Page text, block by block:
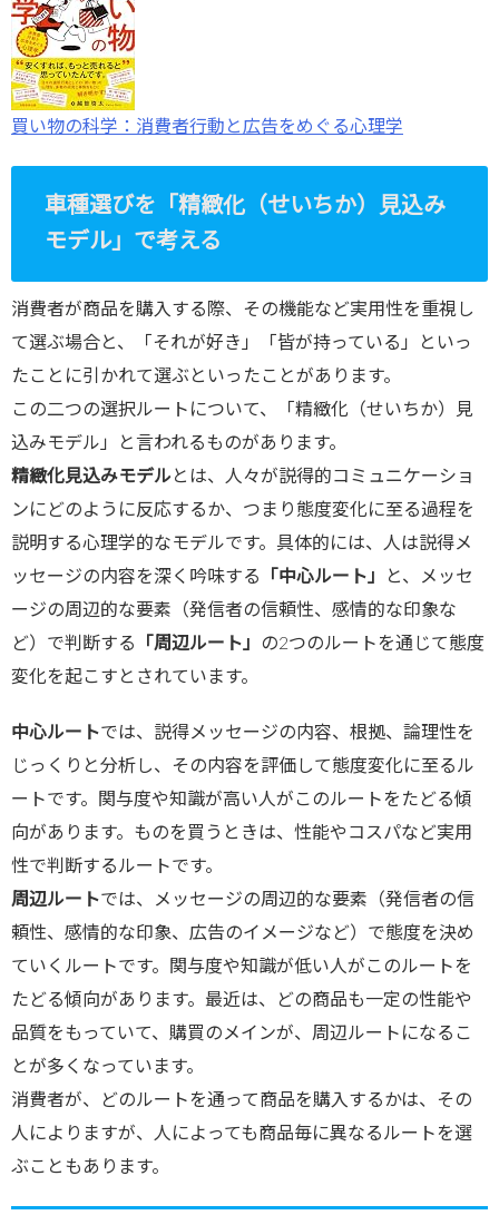
買い物の科学：消費者行動と広告をめぐる心理学
車種選びを「精緻化（せいちか）見込み
モデル」で考える
消費者が商品を購入する際、その機能など実用性を重視し
て選ぶ場合と、「それが好き」「皆が持っている」といっ
たことに引かれて選ぶといったことがあります。
この二つの選択ルートについて、「精緻化（せいちか）見
込みモデル」と言われるものがあります。
精緻化見込みモデルとは、人々が説得的コミュニケーショ
ンにどのように反応するか、つまり態度変化に至る過程を
説明する心理学的なモデルです。具体的には、人は説得メ
ッセージの内容を深く吟味する
「中心ルート」
と、メッセ
ージの周辺的な要素（発信者の信頼性、感情的な印象な
ど）で判断する
「周辺ルート」 の2つのルートを通じて態度
変化を起こすとされています。
中心ルートでは、説得メッセージの内容、根拠、論理性を
じっくりと分析し、その内容を評価して態度変化に至るル
ートです。関与度や知識が高い人がこのルートをたどる傾
向があります。ものを買うときは、性能やコスパなど実用
性で判断するルートです。
周辺ルートでは、メッセージの周辺的な要素（発信者の信
頼性、感情的な印象、広告のイメージなど）で態度を決め
ていくルートです。関与度や知識が低い人がこのルートを
たどる傾向があります。最近は、どの商品も一定の性能や
品質をもっていて、購買のメインが、周辺ルートになるこ
とが多くなっています。
消費者が、どのルートを通って商品を購入するかは、その
人によりますが、人によっても商品毎に異なるルートを選
ぶこともあります。